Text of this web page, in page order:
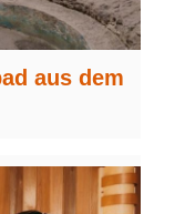
aus dem